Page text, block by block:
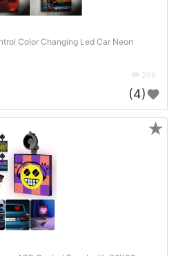
Color Changing Led Car Neon
268
(4)
★